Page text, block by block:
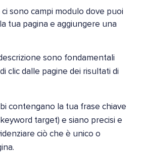
sono campi modulo dove puoi
tua pagina e aggiungere una
sono fondamentali
clic dalle pagine dei risultati di
contengano la tua frase chiave
target) e siano precisi e
ciò che è unico o